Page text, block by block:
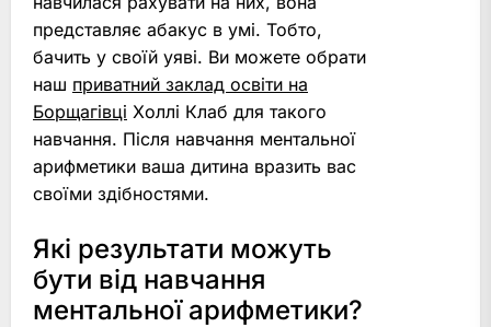
представляє абакус в умі. Тобто,
бачить у своїй уяві. Ви можете обрати
наш приватний заклад освіти на
Борщагівці Холлі Клаб для такого
навчання. Після навчання ментальної
арифметики ваша дитина вразить вас
своїми здібностями.
Які результати можуть
бути від навчання
ментальної арифметики?